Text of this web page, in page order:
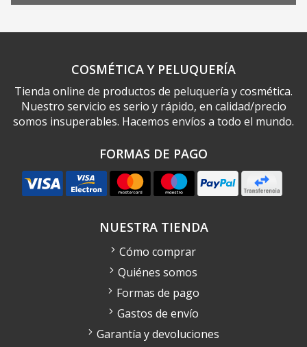
COSMÉTICA Y PELUQUERÍA
Tienda online de productos de peluquería y cosmética.
Nuestro servicio es serio y rápido, en calidad/precio
somos insuperables. Hacemos envíos a todo el mundo.
FORMAS DE PAGO
NUESTRA TIENDA
Cómo comprar
Quiénes somos
Formas de pago
Gastos de envío
Garantía y devoluciones